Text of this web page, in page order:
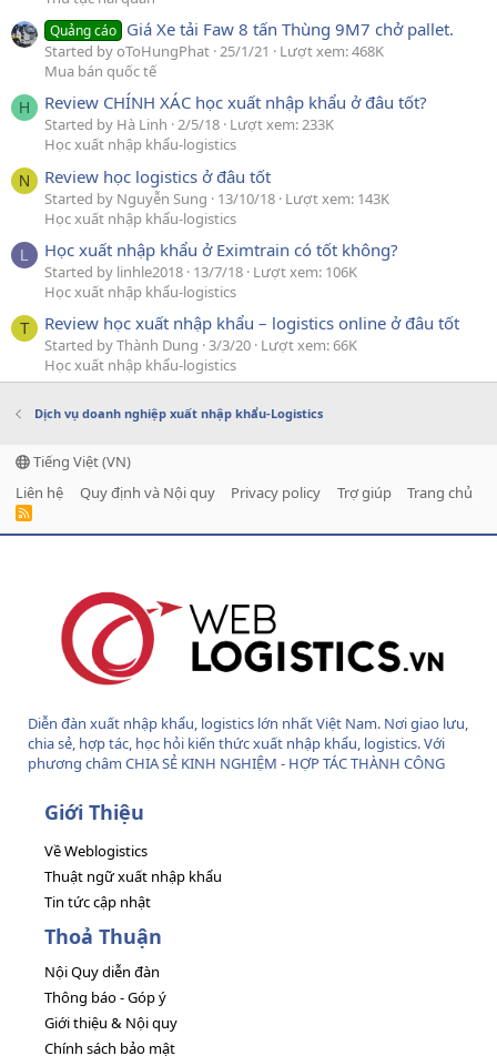
Quảng cáo Giá Xe tải Faw 8 tấn Thùng 9M7 chở pallet.
Started by oToHungPhat 25/1/21
Lượt xem: 468K
Mua bán quốc tế
H Review CHÍNH XÁC học xuất nhập khẩu ở đâu tốt?
Started by Hà Linh 2/5/18 Lượt xem: 233K
Học xuất nhập khẩu-logistics
N Review học logistics ở đâu tốt
Started by Nguyễn Sung 13/10/18 Lượt xem: 143K
Học xuất nhập khẩu-logistics
L Học xuất nhập khẩu ở Eximtrain có tốt không?
Started by linhle2018 13/7/18 Lượt xem: 106K
Học xuất nhập khẩu-logistics
T Review học xuất nhập khẩu – logistics online ở đâu tốt
Started by Thành Dung 3/3/20 Lượt xem: 66K
Học xuất nhập khẩu-logistics
Dịch vụ doanh nghiệp xuất nhập khẩu-Logistics
Tiếng Việt (VN)
Liên hệ
Quy định và Nội quy Privacy policy Trợ giúp Trang chủ
R
Diễn đàn xuất nhập khẩu, logistics lớn nhất Việt Nam. Nơi giao lưu,
chia sẻ, hợp tác, học hỏi kiến thức xuất nhập khẩu, logistics. Với
phương châm CHIA SẺ KINH NGHIỆM - HỢP TÁC THÀNH CÔNG
Giới Thiệu
Về Weblogistics
Thuật ngữ xuất nhập khẩu
Tin tức cập nhật
Thoả Thuận
Nội Quy diễn đàn
Thông báo - Góp ý
Giới thiệu & Nội quy
Chính sách bảo mật